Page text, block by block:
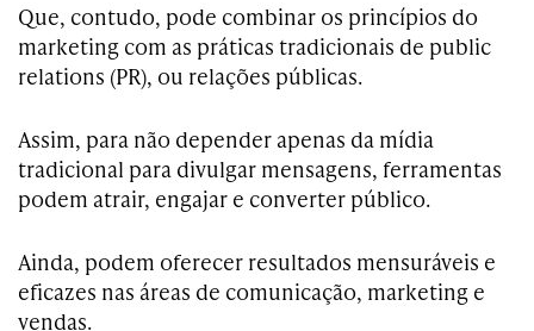
Que, contudo, pode combinar os princípios do
marketing com as práticas tradicionais de public
relations (PR), ou relações públicas.
Assim, para não depender apenas da mídia
tradicional para divulgar mensagens, ferramentas
podem atrair, engajar e converter público.
Ainda, podem oferecer resultados mensuráveis e
eficazes nas áreas de comunicação, marketing e
vendas.